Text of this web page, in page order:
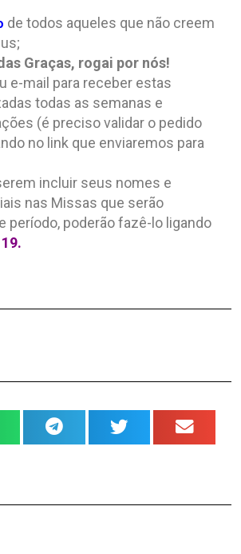
de todos aqueles que não creem
Graças, rogai por nós!
e-mail para receber estas
todas as semanas e
(é preciso validar o pedido
no link que enviaremos para
incluir seus nomes e
nas Missas que serão
período, poderão fazê-lo ligando